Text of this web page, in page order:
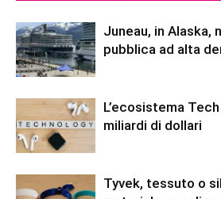
Juneau, in Alaska,
pubblica ad alta
L’ecosistema
miliardi di dollari
Tyvek, tessuto o